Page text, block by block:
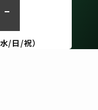
/日/祝）